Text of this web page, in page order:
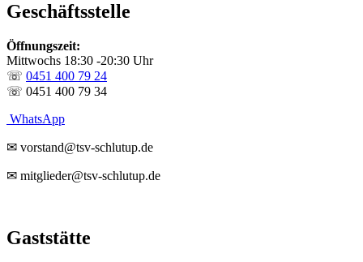
Geschäftsstelle
Öffnungszeit:
Mittwochs 18:30 -20:30 Uhr
☏ 0451 400 79 24
☏ 0451 400 79 34
WhatsApp
✉ vorstand@tsv-schlutup.de
✉ mitglieder@tsv-schlutup.de
Gaststätte